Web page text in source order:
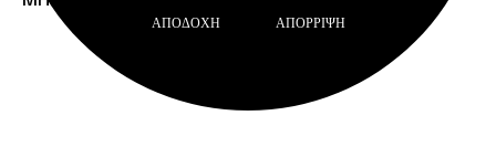
ΑΠΟΔΟΧΉ ΑΠΌΡΡΙΨΗ